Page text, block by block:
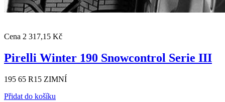
Cena 2 317,15 Kč
Pirelli Winter 190 Snowcontrol Serie III
195 65 R15 ZIMNÍ
Přidat do košíku